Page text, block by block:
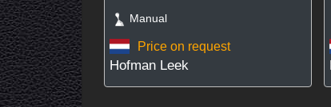
Manual
Price on request
Hofman Leek